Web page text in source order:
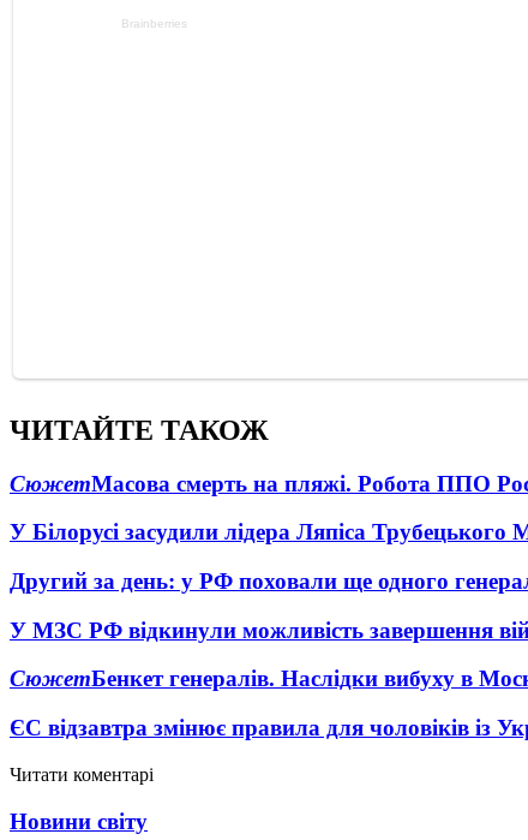
ЧИТАЙТЕ ТАКОЖ
СюжетМасова смерть на пляжі. Робота ППО
У Білорусі засудили лідера Ляпіса Трубецького
Другий за день: у РФ поховали ще одного
У МЗС РФ відкинули можливість завершення
СюжетБенкет генералів. Наслідки вибуху в
ЄС відзавтра змінює правила для чоловіків із
Читати коментарі
Новини світу